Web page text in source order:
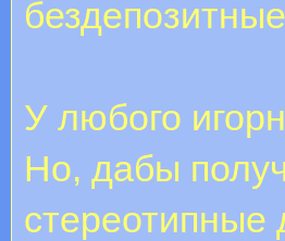
У любого
Но, дабы
стереотипные